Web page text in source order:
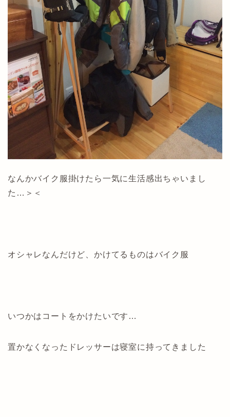
なんかバイク服掛けたら一気に生活感出ちゃいまし
た…＞＜
オシャレなんだけど、かけてるものはバイク服
いつかはコートをかけたいです…
置かなくなったドレッサーは寝室に持ってきました